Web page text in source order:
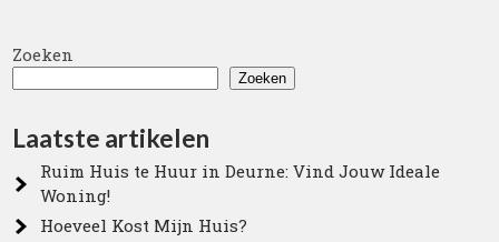
Zoeken
Zoeken
Laatste artikelen
Ruim Huis te Huur in Deurne: Vind Jouw Ideale
Woning!
Hoeveel Kost Mijn Huis?